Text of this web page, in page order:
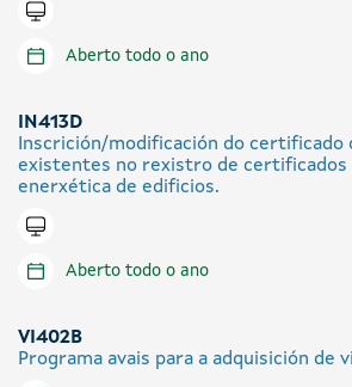
Tramitar en liña
Aberto todo o ano
IN413D
Inscrición/modificación do certificado
existentes no rexistro de certificados
enerxética de edificios.
Tramitar en liña
Aberto todo o ano
VI402B
Programa avais para a adquisición de